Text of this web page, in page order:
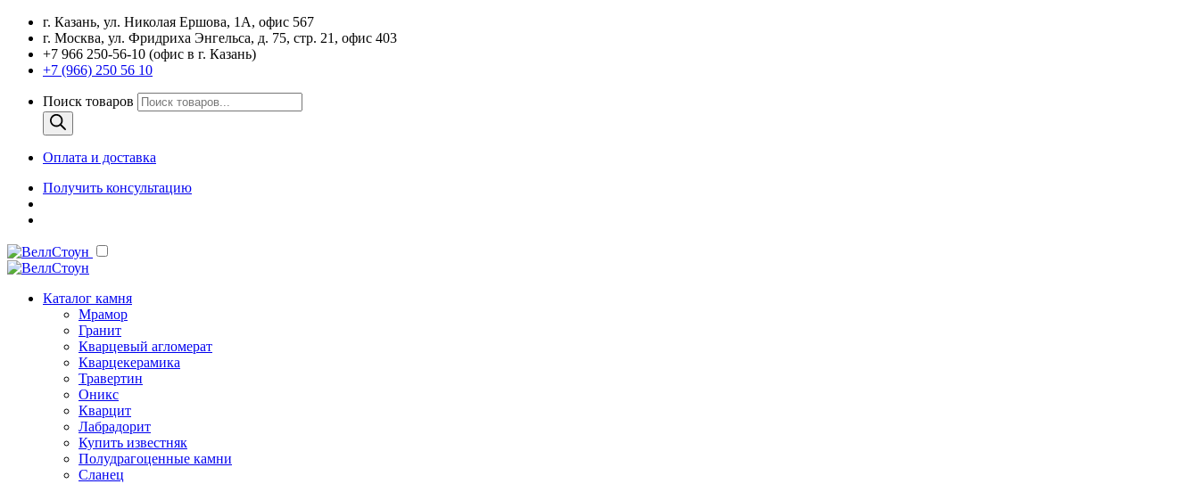
г. Казань, ул. Николая Ершова, 1А, офис 567
г. Москва, ул. Фридриха Энгельса, д. 75, стр. 21, офис 403
+7 966 250-56-10 (офис в г. Казань)
+7 (966) 250 56 10
Поиск товаров
Оплата и доставка
Получить консультацию
Каталог камня
Мрамор
Гранит
Кварцевый агломерат
Кварцекерамика
Травертин
Оникс
Кварцит
Лабрадорит
Купить известняк
Полудрагоценные камни
Сланец